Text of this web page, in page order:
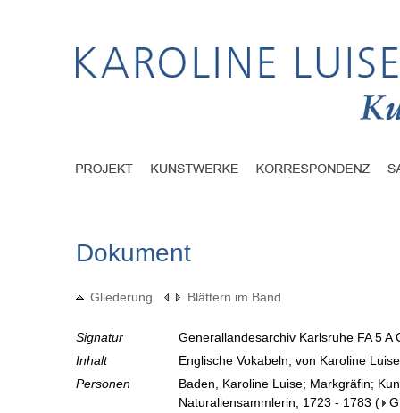
Dokument
Gliederung Blättern im Band
Signatur
Generallandesarchiv Karlsruhe FA 5 A
Inhalt
Englische Vokabeln, von Karoline
Personen
Baden, Karoline Luise; Markgräfin;
Naturaliensammlerin, 1723 - 1783 (